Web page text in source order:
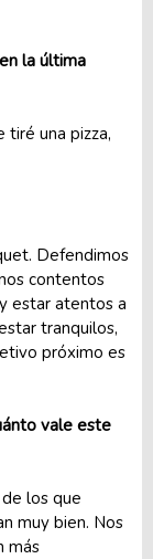
la última
tiré una pizza,
Defendimos
contentos
estar atentos a
tranquilos,
próximo es
vale este
los que
muy bien. Nos
más